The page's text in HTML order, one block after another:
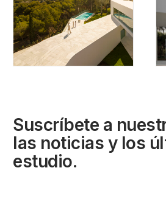
Suscríbete a
las noticias y los
estudio.